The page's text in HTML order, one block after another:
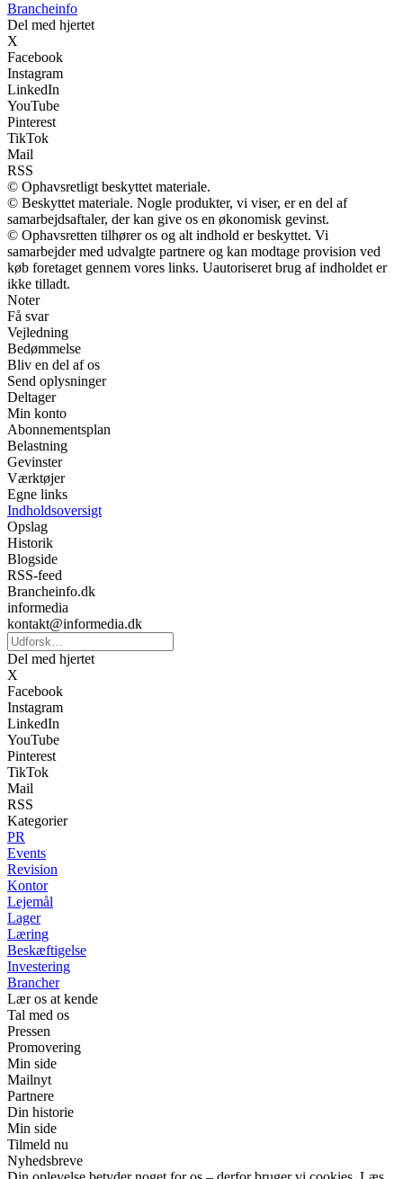
Brancheinfo
Del med hjertet
X
Facebook
Instagram
LinkedIn
YouTube
Pinterest
TikTok
Mail
RSS
© Ophavsretligt beskyttet materiale.
© Beskyttet materiale. Nogle produkter, vi viser, er en del af
samarbejdsaftaler, der kan give os en økonomisk gevinst.
© Ophavsretten tilhører os og alt indhold er beskyttet. Vi
samarbejder med udvalgte partnere og kan modtage provision ved
køb foretaget gennem vores links. Uautoriseret brug af indholdet er
ikke tilladt.
Noter
Få svar
Vejledning
Bedømmelse
Bliv en del af os
Send oplysninger
Deltager
Min konto
Abonnementsplan
Belastning
Gevinster
Værktøjer
Egne links
Indholdsoversigt
Opslag
Historik
Blogside
RSS-feed
Brancheinfo.dk
informedia
kontakt@informedia.dk
Del med hjertet
X
Facebook
Instagram
LinkedIn
YouTube
Pinterest
TikTok
Mail
RSS
Kategorier
PR
Events
Revision
Kontor
Lejemål
Lager
Læring
Beskæftigelse
Investering
Brancher
Lær os at kende
Tal med os
Pressen
Promovering
Min side
Mailnyt
Partnere
Din historie
Min side
Tilmeld nu
Nyhedsbreve